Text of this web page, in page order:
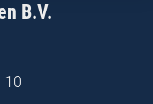
B.V.
10